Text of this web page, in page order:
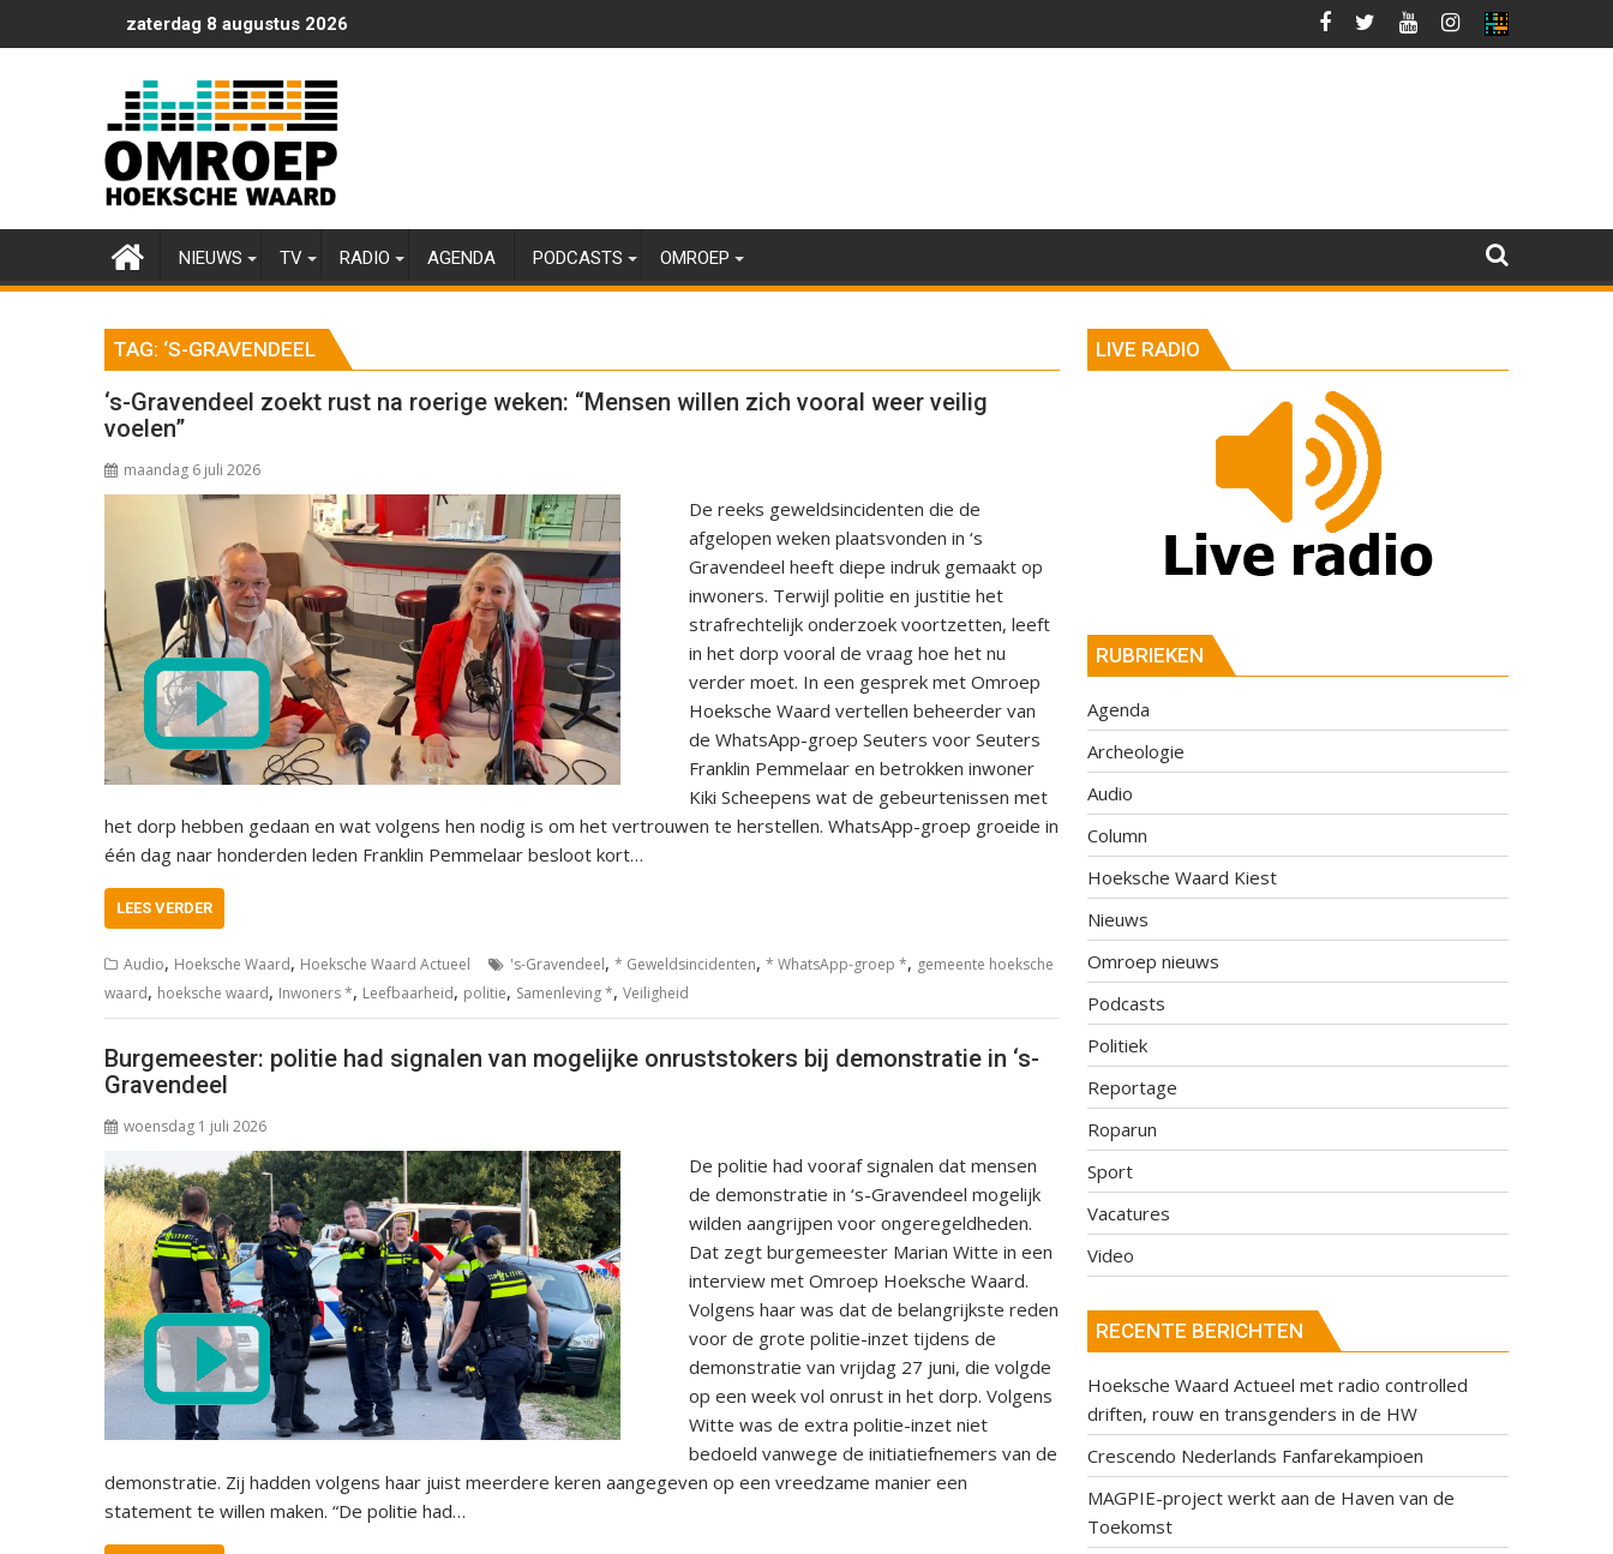
naar
zaterdag 8 augustus 2026
NIEUWS TV RADIO AGENDA PODCASTS OMROEP
TAG: ‘S-GRAVENDEEL
‘s-Gravendeel zoekt rust na roerige weken: “Mensen willen zich vooral weer veilig
voelen”
maandag 6 juli 2026
De reeks geweldsincidenten die de
afgelopen weken plaatsvonden in ‘s
Gravendeel heeft diepe indruk gemaakt op
inwoners. Terwijl politie en justitie het
strafrechtelijk onderzoek voortzetten, leeft
in het dorp vooral de vraag hoe het nu
verder moet. In een gesprek met Omroep
Hoeksche Waard vertellen beheerder van
de WhatsApp-groep Seuters voor Seuters
Franklin Pemmelaar en betrokken inwoner
Kiki Scheepens wat de gebeurtenissen met
het dorp hebben gedaan en wat volgens hen nodig is om het vertrouwen te herstellen. WhatsApp-groep groeide in
één dag naar honderden leden Franklin Pemmelaar besloot kort…
LEES VERDER
Audio, Hoeksche Waard, Hoeksche Waard Actueel 's-Gravendeel, * Geweldsincidenten, * WhatsApp-groep *, gemeente hoeksche
waard, hoeksche waard, Inwoners *, Leefbaarheid, politie, Samenleving *, Veiligheid
Burgemeester: politie had signalen van mogelijke onruststokers bij demonstratie in ‘s-
Gravendeel
woensdag 1 juli 2026
De politie had vooraf signalen dat mensen
de demonstratie in ‘s-Gravendeel mogelijk
wilden aangrijpen voor ongeregeldheden.
Dat zegt burgemeester Marian Witte in een
interview met Omroep Hoeksche Waard.
Volgens haar was dat de belangrijkste reden
voor de grote politie-inzet tijdens de
demonstratie van vrijdag 27 juni, die volgde
op een week vol onrust in het dorp. Volgens
Witte was de extra politie-inzet niet
bedoeld vanwege de initiatiefnemers van de
demonstratie. Zij hadden volgens haar juist meerdere keren aangegeven op een vreedzame manier een
statement te willen maken. “De politie had…
LIVE RADIO
RUBRIEKEN
Agenda
Archeologie
Audio
Column
Hoeksche Waard Kiest
Nieuws
Omroep nieuws
Podcasts
Politiek
Reportage
Roparun
Sport
Vacatures
Video
RECENTE BERICHTEN
Hoeksche Waard Actueel met radio controlled
driften, rouw en transgenders in de HW
Crescendo Nederlands Fanfarekampioen
MAGPIE-project werkt aan de Haven van de
Toekomst